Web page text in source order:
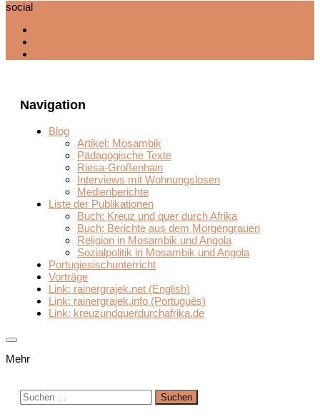
social
Navigation
Blog
Artikel: Mosambik
Pädagogische Texte
Riesa-Großenhain
Interviews mit Wohnungslosen
Medienberichte
Liste der Publikationen
Buch: Kreuz und quer durch Afrika
Buch: Berichte aus dem Morgengrauen
Religion in Mosambik und Angola
Sozialpolitik in Mosambik und Angola
Portugiesischunterricht
Vorträge
Link: rainergrajek.net (English)
Link: rainergrajek.info (Português)
Link: kreuzundquerdurchafrika.de
Mehr
Suchen
nach: